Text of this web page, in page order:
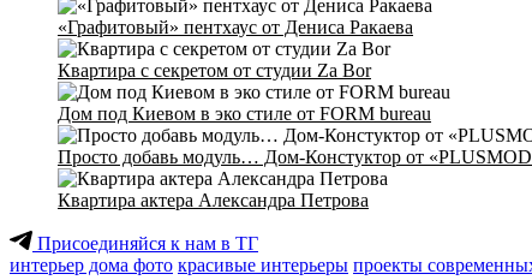
«Графитовый» пентхаус от Дениса Ракаева
Квартира с секретом от студии Za Bor
Дом под Киевом в эко стиле от FORM bureau
Просто добавь модуль… Дом-Констуктор от
Квартира актера Александра Петрова
Присоединяйся к нам в ТГ
интерьер дома фото красивые интерьеры проекты